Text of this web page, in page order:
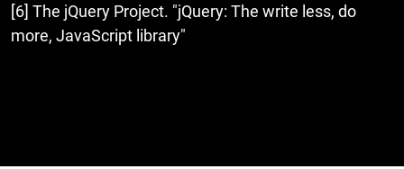
[6] The jQuery Project. "jQuery: The write less, do
more, JavaScript library"